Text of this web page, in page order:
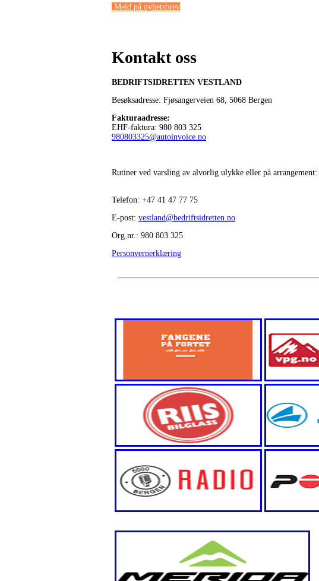
Meld på nyhetsbrev
Kontakt oss
BEDRIFTSIDRETTEN VESTLAND
Besøksadresse: Fjøsangerveien 68, 5068 Bergen
Fakturaadresse:
EHF-faktura: 980 803 325
980803325@autoinvoice.no
Rutiner ved varsling av alvorlig ulykke eller på arrangement:
Telefon: +47 41 47 77 75
E-post: vestland@bedriftsidretten.no
Org.nr.: 980 803 325
Personvernerklæring